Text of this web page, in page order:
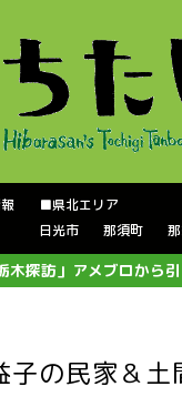
■県北エリア
日光市
那須町
木探訪」アメブロから
の民家＆土